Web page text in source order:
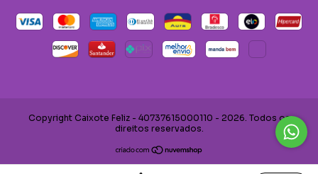
Copyright Caixote Feliz - 40737615000110 - 2026. Todos os
direitos reservados.